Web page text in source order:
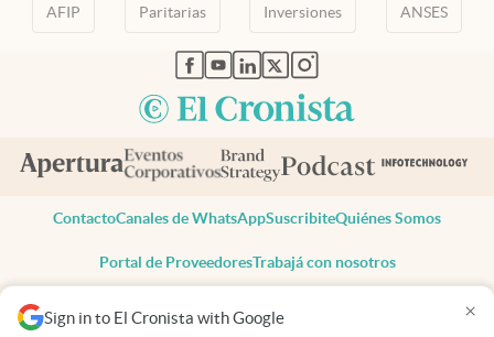
Sign in to El Cronista with Google ×
AFIP Paritarias Inversiones ANSES
abre en nueva pestaña
abre en nueva pestaña
abre en nueva pestaña
abre en nueva pestaña
abre en nueva pestaña
ContactoCanales de WhatsAppSuscribiteQuiénes Somos
Portal de ProveedoresTrabajá con nosotros
Todos los derechos reservados